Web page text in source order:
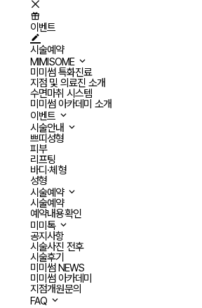
이벤트
시술예약
MIMISOME
미미썸 특화진료
지점 및 의료진 소개
수면마취 시스템
미미썸 아카데미 소개
이벤트
시술안내
쁘띠성형
피부
리프팅
바디·체형
성형
시술예약
시술예약
예약내용확인
미미톡
공지사항
시술사진 전후
시술후기
미미썸 NEWS
미미썸 아카데미
지점개원문의
FAQ